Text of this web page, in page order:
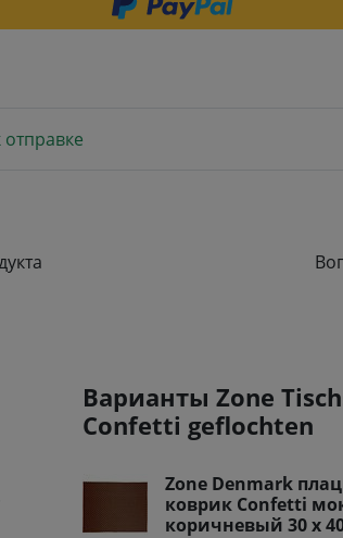
отправке
Варианты Zone
Confetti geflochten
Zone Denmark
коврик Confetti
коричневый 30 x